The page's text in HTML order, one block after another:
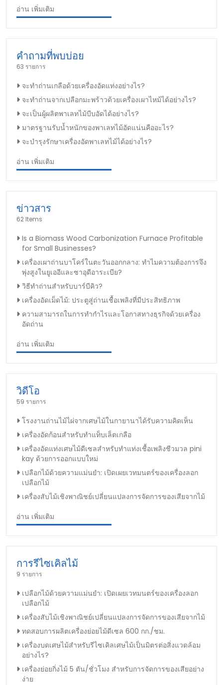
อ่าน เพิ่มเติม
คำถามที่พบบ่อย
63 รายการ
จะทำถ่านเกลือด้วยเครื่องอัดแท่งอย่างไร?
จะทำถ่านจากเปลือกมะพร้าวด้วยเครื่องเผาไหม้ได้อย่างไร?
จะเป็นผู้ผลิตพาเลทไม้บีบอัดได้อย่างไร?
มาตรฐานรับน้ำหนักของพาเลทไม้อัดแน่นคืออะไร?
จะบำรุงรักษาเครื่องอัดพาเลทไม้ได้อย่างไร?
อ่าน เพิ่มเติม
ข่าวสาร
62 Items
Is a Biomass Wood Carbonization Furnace Profitable
for Small Businesses?
เครื่องเผาถ่านบาโคร์ในตะวันออกกลาง: ทำไมความต้องการจึง
พุ่งสูงในยูเออีและซาอุดีอาระเบีย?
วิธีทำถ่านสำหรับบาร์บีคิว?
เครื่องอัดเม็ดไม้: ประตูสู่ถ่านเชื้อเพลิงที่มีประสิทธิภาพ
ความสามารถในการทำกำไรและโอกาสทางธุรกิจด้วยเครื่อง
อัดถ่าน
อ่าน เพิ่มเติม
วิดีโอ
59 รายการ
โรงงานถ่านไม้ไผ่จากเศษไม้ในกายานาได้รับความคิดเห็น
เครื่องอัดก้อนสำหรับทำแท็บเล็ตเกลือ
เครื่องอัดแท่งเศษไม้ดีเซลสำหรับทำแท่งเชื้อเพลิงชีวมวล pini
kay ด้วยการออกแบบใหม่
เปลือกไม้ด้วยความแม่นยำ: เปิดเผยเวทมนตร์ของเครื่องลอก
เปลือกไม้
เครื่องสับไม้เชิงพาณิชย์เปลี่ยนแปลงการจัดการของเสียจากไม้
อ่าน เพิ่มเติม
การรีไซเคิลไม้
9 รายการ
เปลือกไม้ด้วยความแม่นยำ: เปิดเผยเวทมนตร์ของเครื่องลอก
เปลือกไม้
เครื่องสับไม้เชิงพาณิชย์เปลี่ยนแปลงการจัดการของเสียจากไม้
ทดสอบการผลิตเครื่องย่อยไม้ดีเซล 600 กก./ชม.
เครื่องบดเศษไม้สำหรับรีไซเคิลเศษไม้เป็นมิตรต่อสิ่งแวดล้อม
อย่างไร?
เครื่องย่อยกิ่งไม้ 5 ตัน/ชั่วโมง สำหรับการจัดการของเสียอย่าง
ง่าย